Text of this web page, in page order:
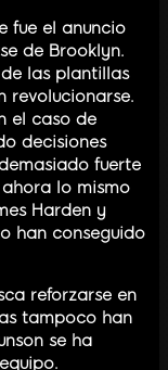
fue el anuncio
de Brooklyn.
las plantillas
el caso de
decisiones
fuerte
lo mismo
Harden y
han conseguido
reforzarse en
tampoco han
se ha